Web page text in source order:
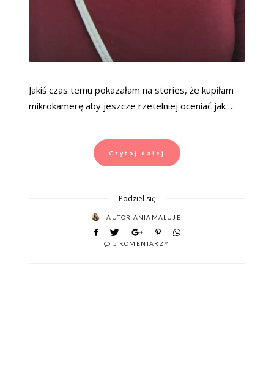
Jakiś czas temu pokazałam na stories, że kupiłam
mikrokamerę aby jeszcze rzetelniej oceniać jak …
Czytaj dalej
Podziel się
AUTOR ANIAMALUJE
5 KOMENTARZY